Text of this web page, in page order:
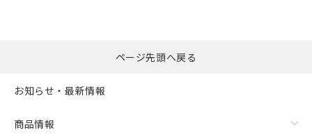
ページ先頭へ戻る
お知らせ・最新情報
商品情報